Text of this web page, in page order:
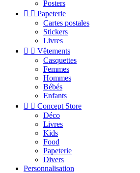
Posters
  Papeterie
Cartes postales
Stickers
Livres
  Vêtements
Casquettes
Femmes
Hommes
Bébés
Enfants
  Concept Store
Déco
Livres
Kids
Food
Papeterie
Divers
Personnalisation